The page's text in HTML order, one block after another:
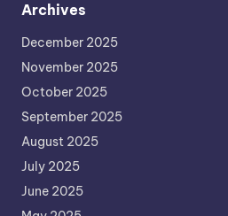
Archives
December 2025
November 2025
October 2025
September 2025
August 2025
July 2025
June 2025